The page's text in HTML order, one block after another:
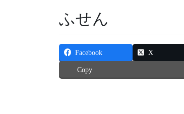
ふせん
Facebook X
Copy